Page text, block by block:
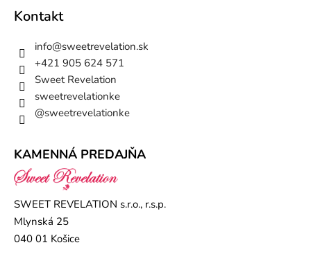
Kontakt
info@sweetrevelation.sk
+421 905 624 571
Sweet Revelation
sweetrevelationke
@sweetrevelationke
KAMENNÁ PREDAJŇA
SWEET REVELATION s.r.o., r.s.p.
Mlynská 25
040 01 Košice